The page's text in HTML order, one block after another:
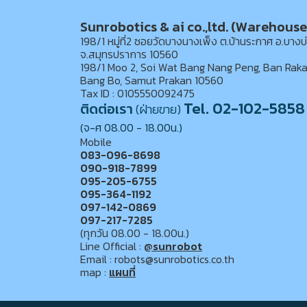
Sunrobotics & ai co.,ltd.
198/1 หมู่ที่2 ซอยวัดบางนางเพ็ง ต.บ้านระกาศ อ.บาง
จ.สมุทรปราการ 10560
198/1 Moo 2, Soi Wat Bang Nang Peng, Ban
Bang Bo, Samut Prakan 10560
Tax ID : 0105550092475
ติดต่อเรา(ฝ่ายขาย) Tel. 02-102-5858
(จ-ศ 08.00 - 18.00น.)
Mobile
083-096-8698
090-918-7899
095-205-6755
095-364-1192
097-142-0869
097-217-7285
(ทุกวัน 08.00 - 18.00น.)
Line Official : @sunrobot
Email : robots@sunrobotics.co.th
map : แผนที่